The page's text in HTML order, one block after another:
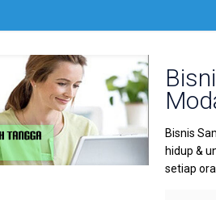
Bisnis
hidup &
setiap